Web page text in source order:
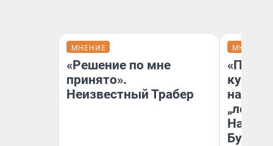
МНЕНИЕ
«Решение по мне
принято».
Неизвестный Трабер
МНЕНИЕ
«Пласт
На